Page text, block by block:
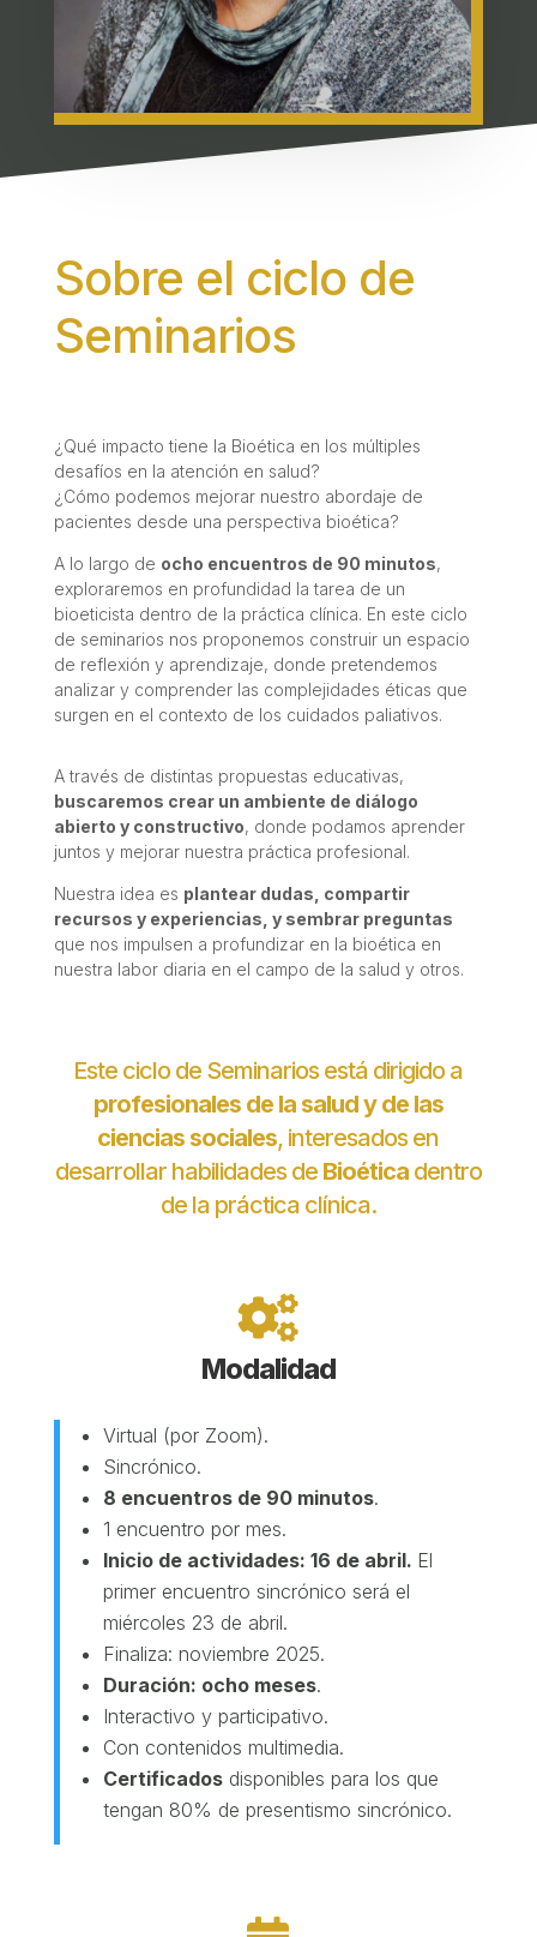
Sobre el ciclo de
Seminarios
¿Qué impacto tiene la Bioética en los múltiples
desafíos en la atención en salud?
¿Cómo podemos mejorar nuestro abordaje de
pacientes desde una perspectiva bioética?
A lo largo de ocho encuentros de 90 minutos,
exploraremos en profundidad la tarea de un
bioeticista dentro de la práctica clínica. En este ciclo
de seminarios nos proponemos construir un espacio
de reflexión y aprendizaje, donde pretendemos
analizar y comprender las complejidades éticas que
surgen en el contexto de los cuidados paliativos.
A través de distintas propuestas educativas,
buscaremos crear un ambiente de diálogo
abierto y constructivo, donde podamos aprender
juntos y mejorar nuestra práctica profesional.
Nuestra idea es plantear dudas, compartir
recursos y experiencias, y sembrar preguntas
que nos impulsen a profundizar en la bioética en
nuestra labor diaria en el campo de la salud y otros.
Este ciclo de Seminarios está dirigido a
profesionales de la salud y de las
ciencias sociales, interesados en
desarrollar habilidades de Bioéticadentro
de la práctica clínica.

Modalidad
Virtual (por Zoom).
Sincrónico.
8 encuentros de 90 minutos.
1 encuentro por mes.
Inicio de actividades: 16 de abril. El
primer encuentro sincrónico será el
miércoles 23 de abril.
Finaliza: noviembre 2025.
Duración: ocho meses.
Interactivo y participativo.
Con contenidos multimedia.
Certificadosdisponibles para los que
tengan 80% de presentismo sincrónico.